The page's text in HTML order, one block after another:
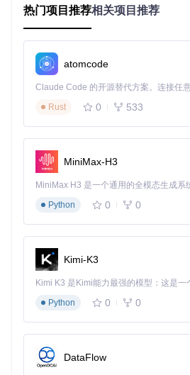
级，提升你的应用程序设计感！
// 添加JitPack仓库
allprojects
repositories
        maven { url
    }
// 引入依赖
dependencies {
    implementation
准备好拥抱更美的设计了吗？
FABsMenu
https://gitcode.com/gh_mirrors/fa/
热门项目推荐相关项目推荐
atomcode
Rust
0 533
MiniMax-H3
Python
0 0
Kimi-K3
Python
0 0
DataFlow